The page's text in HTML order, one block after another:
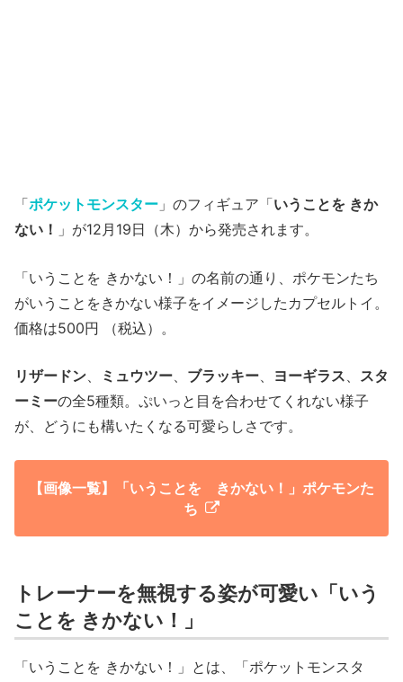
「ポケットモンスター 」のフィギュア「いうことを きか
ない！ 」が12月19日（木）から発売されます。
「いうことを きかない！」の名前の通り、ポケモンたち
がいうことをきかない様子をイメージしたカプセルトイ。
価格は500円 （税込）。
リザードン、 ミュウツー、 ブラッキー、 ヨーギラス、 スタ
ーミーの全5種類。ぷいっと目を合わせてくれない様子
が、どうにも構いたくなる可愛らしさです。
【画像一覧】「いうことを きかない！」ポケモンた
ち
トレーナーを無視する姿が可愛い「いう
ことを きかない！」
「いうことを きかない！」とは、「ポケットモンスタ